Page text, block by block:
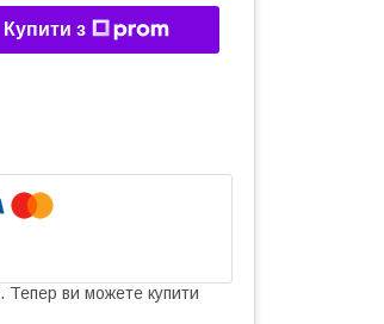
Купити з
Тепер ви можете купити